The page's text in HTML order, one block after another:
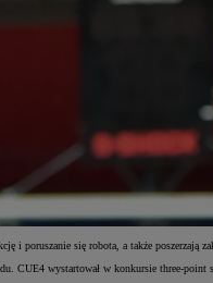
poruszanie się robota, a także poszerzają
CUE4 wystartował w konkursie three-